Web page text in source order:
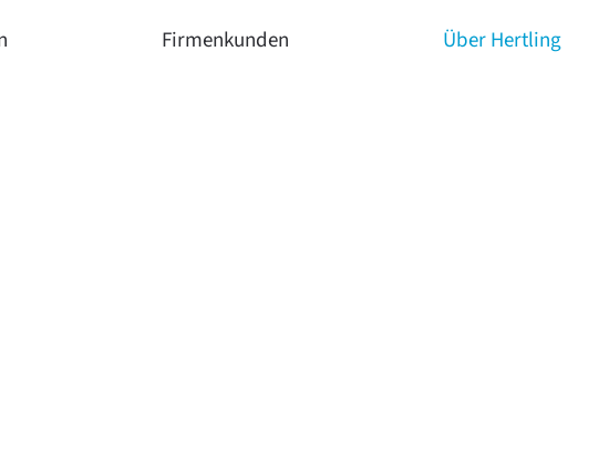
Firmenkunden Über Hertling